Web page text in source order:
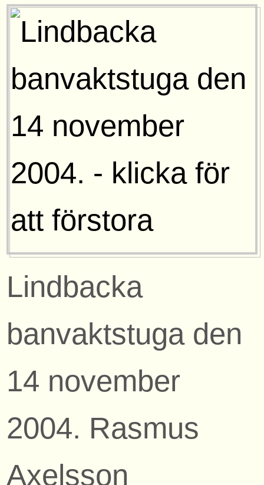
Lindbacka
banvaktstuga den
14 november
2004. Rasmus
Axelsson